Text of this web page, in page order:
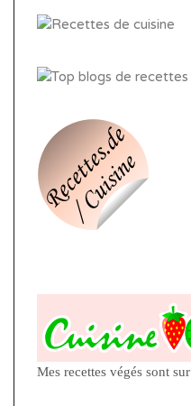
Mes recettes végés sont sur